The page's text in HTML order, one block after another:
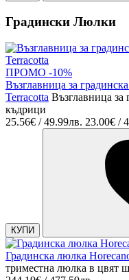
Градински Люлки
ПРОМО -10%
Възглавница за
Terracotta Възглавница
къдрици
25.56€ / 49.99лв. 23.00€ /
КУПИ
Градинска люлка
триместна люлка в цвят